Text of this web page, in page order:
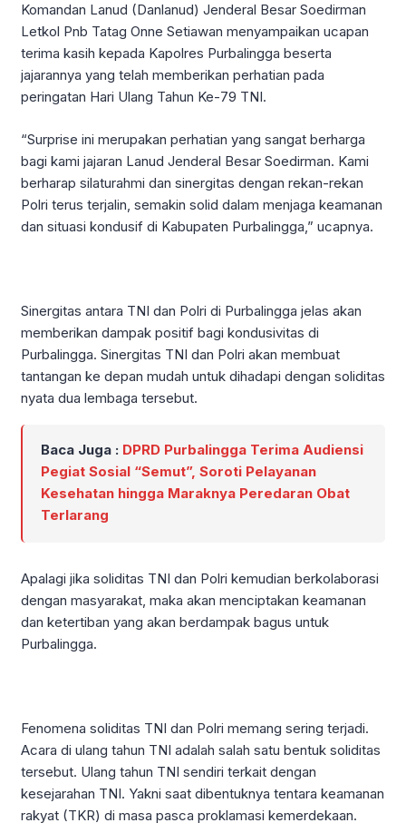
Komandan Lanud (Danlanud) Jenderal Besar Soedirman
Letkol Pnb Tatag Onne Setiawan menyampaikan ucapan
terima kasih kepada Kapolres Purbalingga beserta
jajarannya yang telah memberikan perhatian pada
peringatan Hari Ulang Tahun Ke-79 TNI.
“Surprise ini merupakan perhatian yang sangat berharga
bagi kami jajaran Lanud Jenderal Besar Soedirman. Kami
berharap silaturahmi dan sinergitas dengan rekan-rekan
Polri terus terjalin, semakin solid dalam menjaga keamanan
dan situasi kondusif di Kabupaten Purbalingga,” ucapnya.
Sinergitas antara TNI dan Polri di Purbalingga jelas akan
memberikan dampak positif bagi kondusivitas di
Purbalingga. Sinergitas TNI dan Polri akan membuat
tantangan ke depan mudah untuk dihadapi dengan soliditas
nyata dua lembaga tersebut.
Baca Juga : DPRD Purbalingga Terima Audiensi
Pegiat Sosial “Semut”, Soroti Pelayanan
Kesehatan hingga Maraknya Peredaran Obat
Terlarang
Apalagi jika soliditas TNI dan Polri kemudian berkolaborasi
dengan masyarakat, maka akan menciptakan keamanan
dan ketertiban yang akan berdampak bagus untuk
Purbalingga.
Fenomena soliditas TNI dan Polri memang sering terjadi.
Acara di ulang tahun TNI adalah salah satu bentuk soliditas
tersebut. Ulang tahun TNI sendiri terkait dengan
kesejarahan TNI. Yakni saat dibentuknya tentara keamanan
rakyat (TKR) di masa pasca proklamasi kemerdekaan.